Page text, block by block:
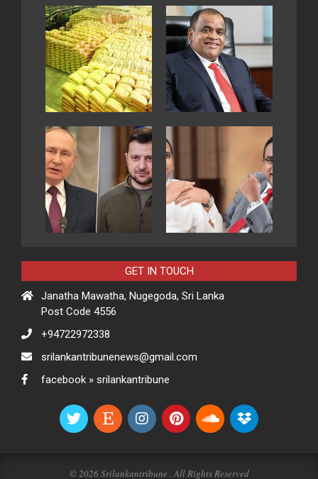
GET IN TOUCH
Janatha Mawatha, Nugegoda, Sri Lanka
Post Code 4556
+94722972338
srilankantribunenews@gmail.com
facebook » srilankantribune
© 2026 Srilankantribune . All Rights Reserved